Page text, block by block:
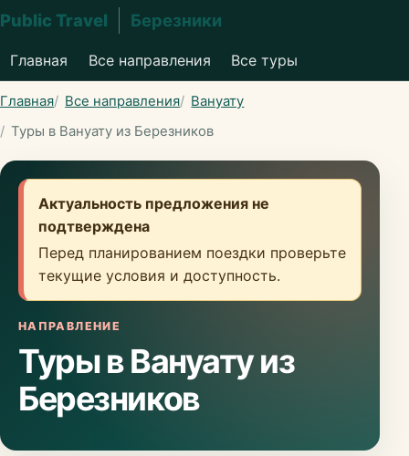
Public Travel Березники
Главная Все направления Все туры
Главная Все направления
Вануату
Туры в Вануату из Березников
Актуальность предложения не
подтверждена
Перед планированием поездки проверьте
текущие условия и доступность.
НАПРАВЛЕНИЕ
Туры в Вануату из
Березников